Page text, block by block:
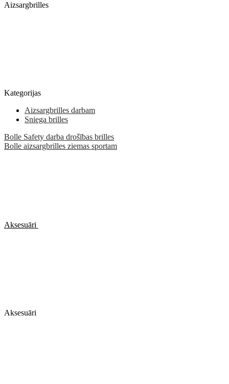
Aizsargbrilles
Kategorijas
Aizsargbrilles darbam
Sniega brilles
Bolle Safety darba drošības brilles
Bolle aizsargbrilles ziemas sportam
Aksesuāri
Aksesuāri